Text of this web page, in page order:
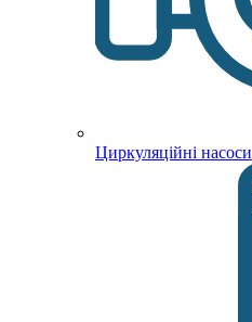
Циркуляційні насоси